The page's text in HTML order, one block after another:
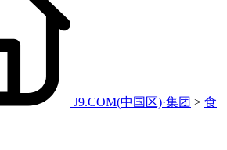
J9.COM(中国区)·集团 > 食